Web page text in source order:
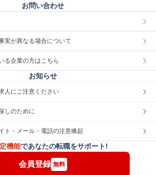
お問い合わせ
実が異なる場合について
る企業の方はこちら
お知らせ
人にご注意ください
しのために
ト・メール・電話の注意喚起
機能であなたの転職をサポート!
会員登録 無料